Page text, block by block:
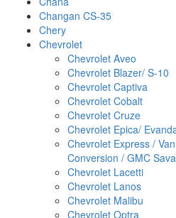
Changan CS-35
Chery
Chevrolet
Chevrolet Aveo
Chevrolet Blazer/ S-10
Chevrolet Captiva
Chevrolet Cobalt
Chevrolet Cruze
Chevrolet Epica/
Chevrolet Express /
Conversion / GMC
Chevrolet Lacetti
Chevrolet Lanos
Chevrolet Malibu
Chevrolet Optra